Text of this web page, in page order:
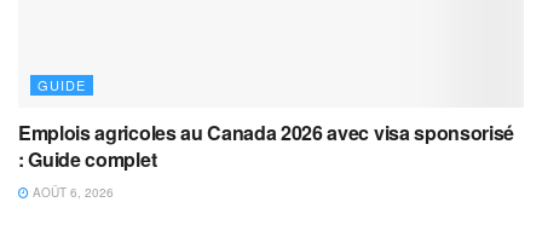
GUIDE
Emplois agricoles au Canada 2026 avec visa sponsorisé
: Guide complet
AOÛT 6, 2026